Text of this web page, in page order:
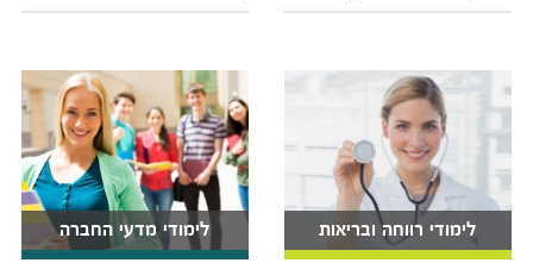
לימודי רווחה ובריאות לימודי מדעי החברה